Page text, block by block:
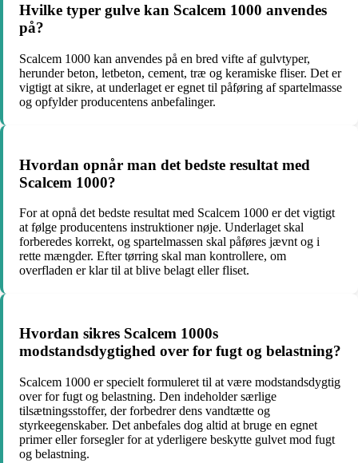
Hvilke typer gulve kan Scalcem 1000 anvendes
på?
Scalcem 1000 kan anvendes på en bred vifte af gulvtyper,
herunder beton, letbeton, cement, træ og keramiske fliser. Det er
vigtigt at sikre, at underlaget er egnet til påføring af spartelmasse
og opfylder producentens anbefalinger.
Hvordan opnår man det bedste resultat med
Scalcem 1000?
For at opnå det bedste resultat med Scalcem 1000 er det vigtigt
at følge producentens instruktioner nøje. Underlaget skal
forberedes korrekt, og spartelmassen skal påføres jævnt og i
rette mængder. Efter tørring skal man kontrollere, om
overfladen er klar til at blive belagt eller fliset.
Hvordan sikres Scalcem 1000s
modstandsdygtighed over for fugt og belastning?
Scalcem 1000 er specielt formuleret til at være modstandsdygtig
over for fugt og belastning. Den indeholder særlige
tilsætningsstoffer, der forbedrer dens vandtætte og
styrkeegenskaber. Det anbefales dog altid at bruge en egnet
primer eller forsegler for at yderligere beskytte gulvet mod fugt
og belastning.